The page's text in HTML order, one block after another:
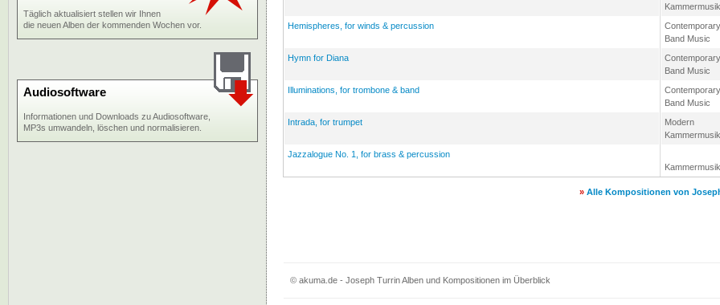
Kammermusik
Hemispheres, for winds & percussion
Contemporary
Band Music
Hymn for Diana
Contemporary
Band Music
Illuminations, for trombone & band
Contemporary
Band Music
Intrada, for trumpet
Modern
Kammermusik
Jazzalogue No. 1, for brass & percussion
Kammermusik
» Alle Kompositionen von
Täglich aktualisiert stellen wir Ihnen
die neuen Alben der kommenden Wochen vor.
Audiosoftware
Informationen und Downloads zu Audiosoftware,
MP3s umwandeln, löschen und normalisieren.
© akuma.de - Joseph Turrin Alben und Kompositionen im Überblick